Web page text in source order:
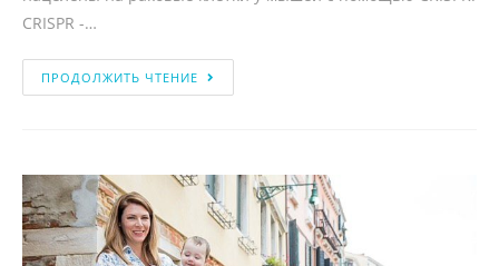
CRISPR -…
ПРОДОЛЖИТЬ ЧТЕНИЕ